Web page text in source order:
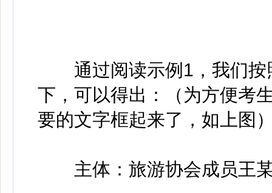
通过阅读示例1，我们按
下，可以得出：（为方便考
要的文字框起来了，如上图
主体：旅游协会成员王